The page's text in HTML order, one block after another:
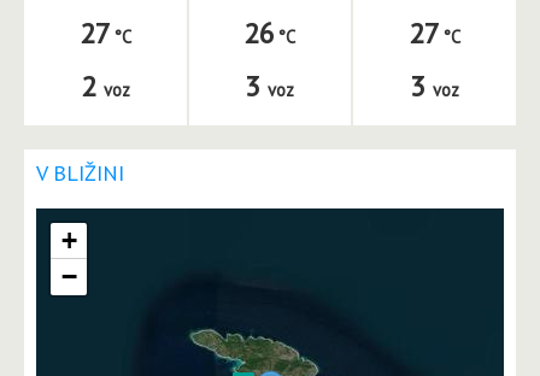
27
2 voz
26
3 voz
27
3 voz
V BLIŽINI
+
−